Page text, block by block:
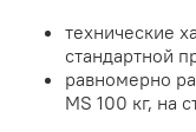
технические
стандартной
равномерно
MS 100 кг, на